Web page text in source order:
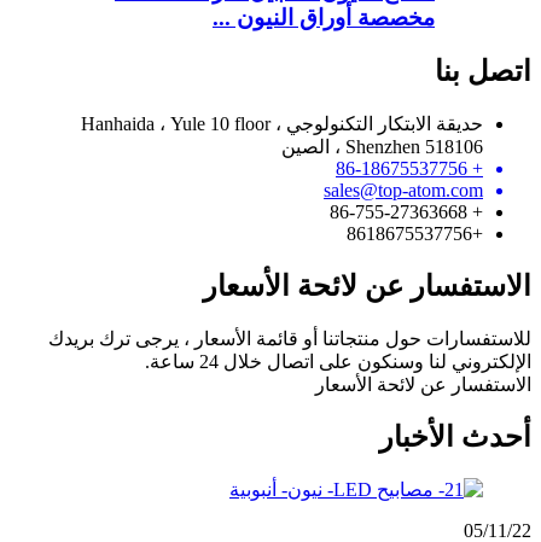
مخصصة أوراق النيون ...
اتصل بنا
حديقة الابتكار التكنولوجي Hanhaida ، Yule 10 floor ،
Shenzhen 518106 ، الصين
+ 86-18675537756
sales@top-atom.com
+ 86-755-27363668
+8618675537756
الاستفسار عن لائحة الأسعار
للاستفسارات حول منتجاتنا أو قائمة الأسعار ، يرجى ترك بريدك
الإلكتروني لنا وسنكون على اتصال خلال 24 ساعة.
الاستفسار عن لائحة الأسعار
أحدث الأخبار
05/11/22